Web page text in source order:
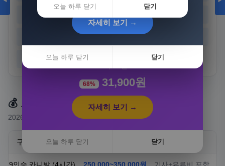
경기 충남
전남 경북
💰 요금 안내
2026년 기준 예상 요금 (실제 요금은 상담 시 확정)
구분
오늘 하루 닫기 닫기
68% 31,900원
자세히 보기 →
오늘 하루 닫기 닫기
자세히 보기 →
오늘 하루 닫기 닫기